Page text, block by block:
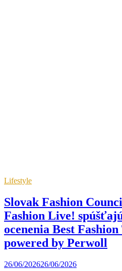
Lifestyle
Slovak Fashion
Fashion Live!
ocenenia Best
powered by Perwoll
26/06/202626/06/2026